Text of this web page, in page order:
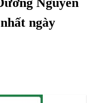
ngày